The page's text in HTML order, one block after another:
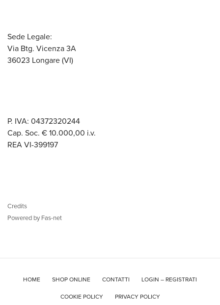
Sede Legale:
Via Btg. Vicenza 3A
36023 Longare (VI)
P. IVA: 04372320244
Cap. Soc. € 10.000,00 i.v.
REA VI-399197
Credits
Powered by Fas-net
HOME SHOP ONLINE CONTATTI LOGIN – REGISTRATI
COOKIE POLICY PRIVACY POLICY